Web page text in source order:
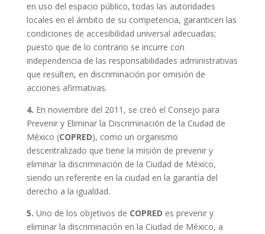
en uso del espacio público, todas las autoridades
locales en el ámbito de su competencia, garanticen las
condiciones de accesibilidad universal adecuadas;
puesto que de lo contrario se incurre con
independencia de las responsabilidades administrativas
que resulten, en discriminación por omisión de
acciones afirmativas.
4. En noviembre del 2011, se creó el Consejo para
Prevenir y Eliminar la Discriminación de la Ciudad de
México (COPRED), como un organismo
descentralizado que tiene la misión de prevenir y
eliminar la discriminación de la Ciudad de México,
siendo un referente en la ciudad en la garantía del
derecho a la igualdad.
5. Uno de los objetivos de COPRED es prevenir y
eliminar la discriminación en la Ciudad de México, a